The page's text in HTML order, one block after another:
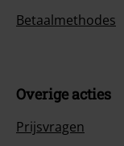
Betaalmethodes
Overige acties
Prijsvragen